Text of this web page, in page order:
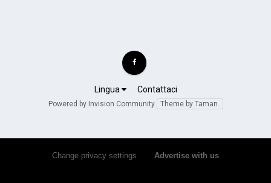
Lingua Contattaci
Powered by Invision Community Theme by Taman.
Change privacy settings Advertise with us